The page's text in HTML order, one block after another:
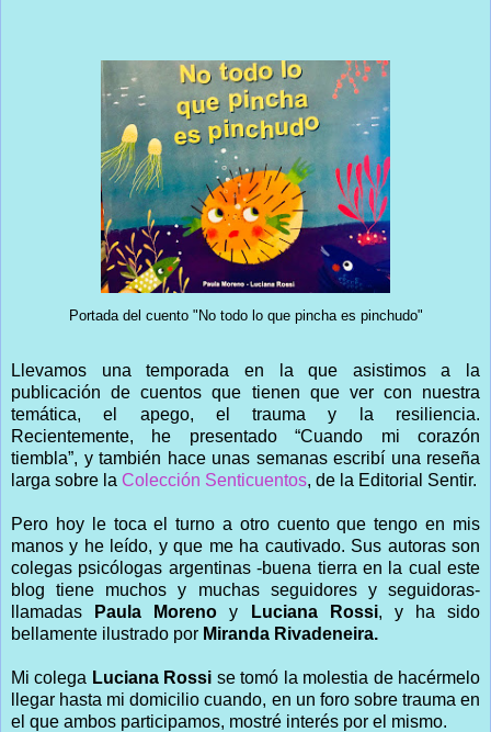
Portada del cuento "No todo lo que pincha es pinchudo"
Llevamos una temporada en la que asistimos a la
publicación de cuentos que tienen que ver con nuestra
temática, el apego, el trauma y la resiliencia.
Recientemente, he presentado “Cuando mi corazón
tiembla”, y también hace unas semanas escribí una reseña
larga sobre la Colección Senticuentos, de la Editorial Sentir.
Pero hoy le toca el turno a otro cuento que tengo en mis
manos y he leído, y que me ha cautivado. Sus autoras son
colegas psicólogas argentinas -buena tierra en la cual este
blog tiene muchos y muchas seguidores y seguidoras-
llamadas
Paula Moreno y Luciana Rossi, y ha sido
bellamente ilustrado por Miranda Rivadeneira.
Mi colega Luciana Rossi se tomó la molestia de hacérmelo
llegar hasta mi domicilio cuando, en un foro sobre trauma en
el que ambos participamos, mostré interés por el mismo.